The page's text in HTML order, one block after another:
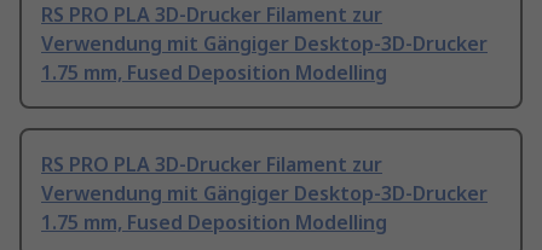
RS PRO PLA 3D-Drucker Filament zur
Verwendung mit Gängiger Desktop-3D-Drucker
1.75 mm, Fused Deposition Modelling
RS PRO PLA 3D-Drucker Filament zur
Verwendung mit Gängiger Desktop-3D-Drucker
1.75 mm, Fused Deposition Modelling